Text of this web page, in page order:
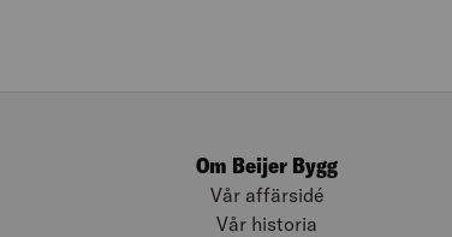
Om Beijer Bygg
Vår affärsidé
Vår historia